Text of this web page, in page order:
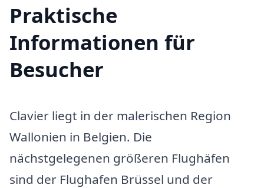
Praktische
Informationen für
Besucher
Clavier liegt in der malerischen Region
Wallonien in Belgien. Die
nächstgelegenen größeren Flughäfen
sind der Flughafen Brüssel und der